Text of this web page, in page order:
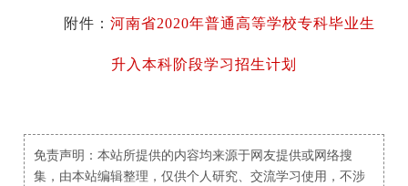
附件： 河南省2020年普通高等学校专科毕业生
升入本科阶段学习招生计划
免责声明：本站所提供的内容均来源于网友提供或网络搜
集，由本站编辑整理，仅供个人研究、交流学习使用，不涉